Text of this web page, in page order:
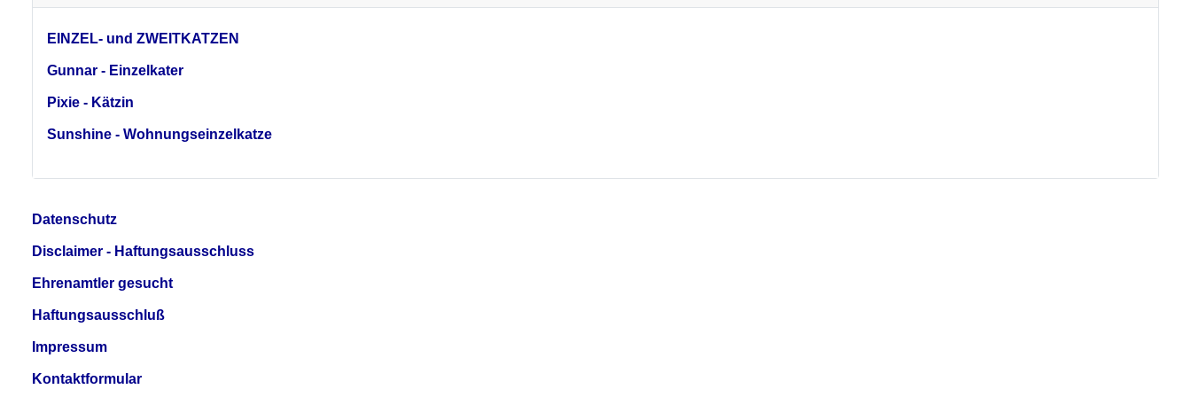
EINZEL- und ZWEITKATZEN
Gunnar - Einzelkater
Pixie - Kätzin
Sunshine - Wohnungseinzelkatze
Datenschutz
Disclaimer - Haftungsausschluss
Ehrenamtler gesucht
Haftungsausschluß
Impressum
Kontaktformular